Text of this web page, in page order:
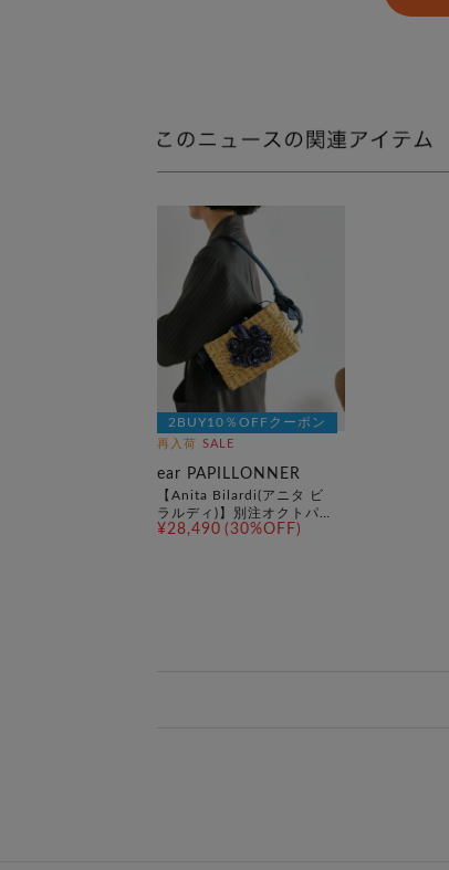
2BUY10％OFFクーポン
再入荷 SALE
ear PAPILLONNER
【Anita Bilardi(アニタ ビ
ラルディ)】別注オクトパス
バスケットバッグ
¥28,490 (30%OFF)